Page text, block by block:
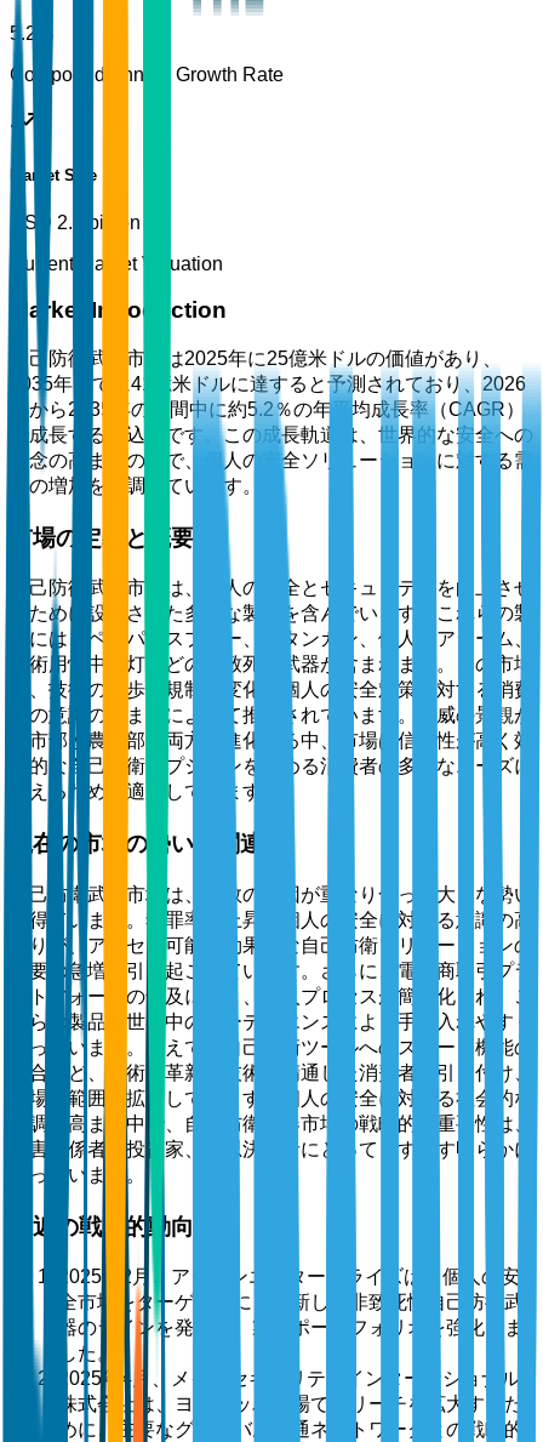
5.2%
Compound Annual Growth Rate
Market Size
USD 2.5 billion
Current Market Valuation
Market Introduction
自己防衛武器市場は2025年に25億米ドルの価値があり、
2035年までに41億米ドルに達すると予測されており、2026
年から2035年の期間中に約5.2％の年平均成長率（CAGR）
で成長する見込みです。この成長軌道は、世界的な安全への
懸念の高まりの中で、個人の安全ソリューションに対する需
要の増加を強調しています。
市場の定義と概要
自己防衛武器市場は、個人の安全とセキュリティを向上させ
るために設計された多様な製品を含んでいます。これらの製
品には、ペッパースプレー、スタンガン、個人用アラーム、
戦術用懐中電灯などの非致死性武器が含まれます。この市場
は、技術の進歩、規制の変化、個人の安全対策に対する消費
者の意識の高まりによって推進されています。脅威の景観が
都市部と農村部の両方で進化する中、市場は信頼性が高く効
果的な自己防衛オプションを求める消費者の多様なニーズに
応えるために適応しています。
現在の市場の勢いと関連性
自己防衛武器市場は、複数の要因が重なり合って大きな勢い
を得ています。犯罪率の上昇と個人の安全に対する意識の高
まりが、アクセス可能で効果的な自己防衛ソリューションの
需要の急増を引き起こしています。さらに、電子商取引プラ
ットフォームの普及により、購入プロセスが簡素化され、こ
れらの製品が世界中のオーディエンスにより手に入れやすく
なっています。加えて、自己防衛ツールへのスマート機能の
統合など、技術の革新が技術に精通した消費者を引き付け、
市場の範囲を拡大しています。個人の安全に対する社会的な
強調が高まる中で、自己防衛武器市場の戦略的な重要性は、
利害関係者、投資家、意思決定者にとってますます明らかに
なっています。
最近の戦略的動向
2025年2月、アクソンエンタープライズは、個人の安
全市場をターゲットにした新しい非致死性自己防衛武
器のラインを発表し、製品ポートフォリオを強化しま
した。
2025年4月、メイスセキュリティインターナショナル
株式会社は、ヨーロッパ市場でのリーチを拡大するた
めに、主要なグローバル流通ネットワークとの戦略的